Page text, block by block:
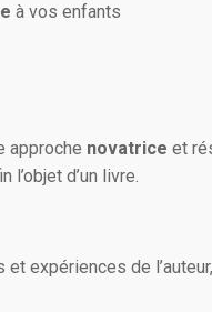
à vos enfants
approche novatrice et
d’un livre.
expériences de